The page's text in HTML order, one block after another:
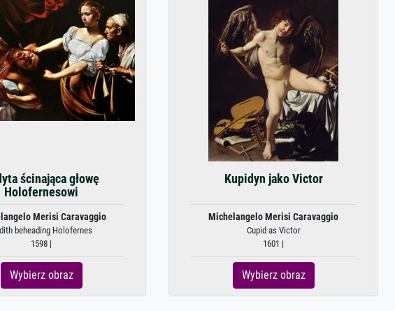
ścinająca głowę
Holofernesowi
Merisi Caravaggio
beheading Holofernes
1598 |
Wybierz obraz
Kupidyn jako Victor
Michelangelo Merisi Caravaggio
Cupid as Victor
1601 |
Wybierz obraz